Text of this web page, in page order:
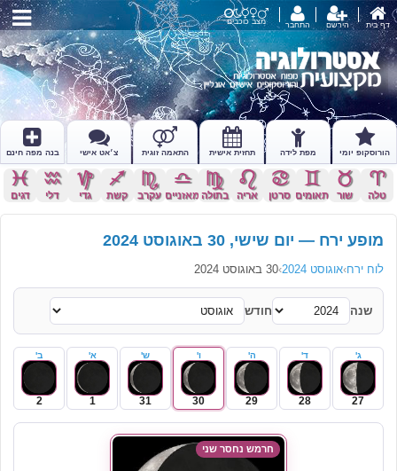
דף בית הירשם התחבר מצב כוכבים
הורוסקופ יומי מפת לידה תחזית אישית התאמה זוגית צ׳אט אישי בנה מפה חינם
a
טלה
s
שור
d
תאומים
f
סרטן
g
אריה
h
בתולה
j
מאזניים
k
עקרב
l
קשת
z
גדי
x
דלי
c
דגים
מופע ירח — יום שישי, 30 באוגוסט 2024
לוח ירח›אוגוסט 2024 ›30 באוגוסט 2024
שנה חודש
ג'
27
ד'
28
ה'
29
ו'
30
ש'
31
א'
1
ב'
2
חרמש נחסר שני